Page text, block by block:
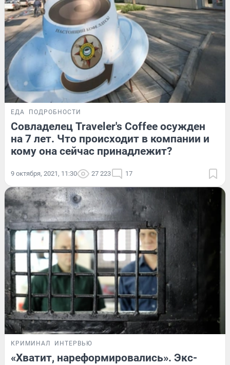
ЕДА ПОДРОБНОСТИ
Совладелец Traveler's Coffee осужден
на 7 лет. Что происходит в компании и
кому она сейчас принадлежит?
9 октября, 2021, 11:30 27 223 17
КРИМИНАЛ ИНТЕРВЬЮ
«Хватит, нареформировались». Экс-